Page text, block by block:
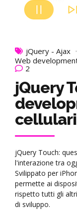
jQuery - Ajax
Web
2
jQuery
cellulari
jQuery Touch:
l'interazione tra
Svilippato per
permette ai
rispetto tutti gli
di sviluppo.